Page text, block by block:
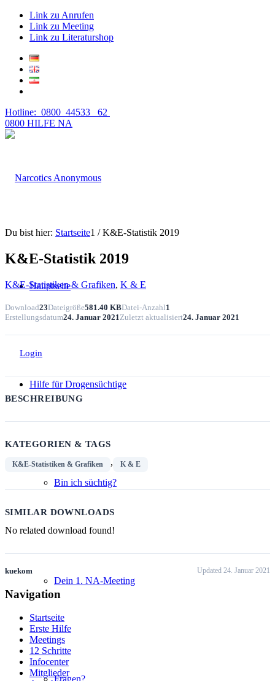
Link zu Anrufen
Link zu Meeting
Link zu Literaturshop
Hotline: 0800 44533 62
0800 HILFE NA
Hauptseite
Hilfe für Drogensüchtige
Bin ich süchtig?
Dein 1. NA-Meeting
Fragen?
Du bist hier: Startseite1 / K&E-Statistik 2019
K&E-Statistik 2019
K&E-Statistiken & Grafiken, K & E
Download23Dateigröße581.40 KBDatei-Anzahl1
Erstellungsdatum24. Januar 2021 Zuletzt aktualisiert24. Januar 2021
Login
BESCHREIBUNG
KATEGORIEN & TAGS
K&E-Statistiken & Grafiken , K & E
SIMILAR DOWNLOADS
No related download found!
kuekom Updated 24. Januar 2021
Navigation
Startseite
Erste Hilfe
Meetings
12 Schritte
Infocenter
Mitglieder